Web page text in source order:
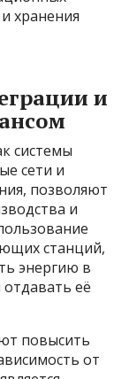
хранения
и
системы
сети и
позволяют
и
станций,
энергию в
её
повысить
от